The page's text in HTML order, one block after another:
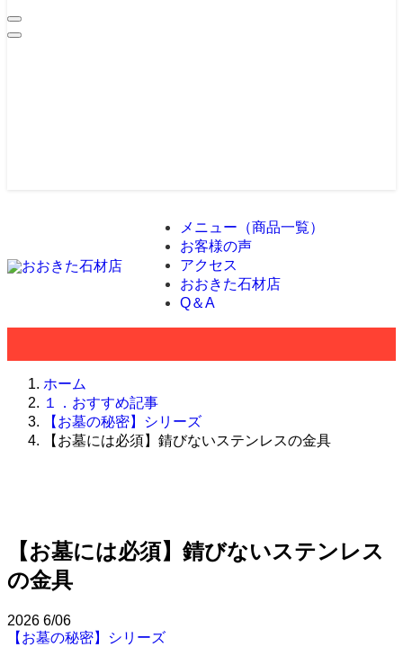
メニュー（商品一覧）
お客様の声
アクセス
おおきた石材店
Q＆A
ホーム
１．おすすめ記事
【お墓の秘密】シリーズ
【お墓には必須】錆びないステンレスの金具
【お墓には必須】錆びないステンレス
の金具
2026 6/06
【お墓の秘密】シリーズ